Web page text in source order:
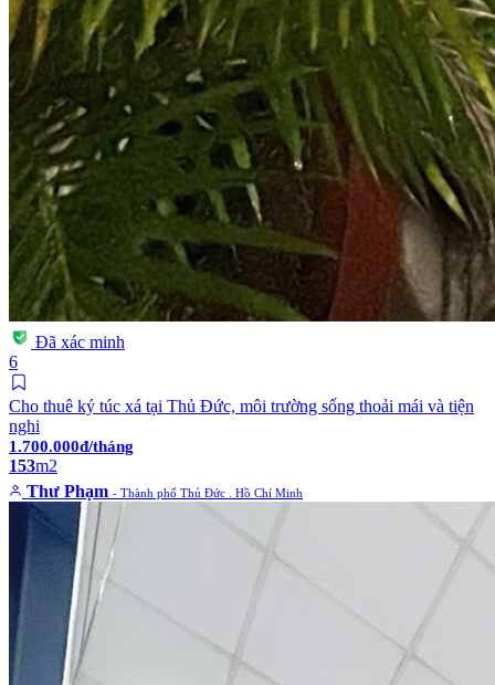
Đã xác minh
6
Cho thuê ký túc xá tại Thủ Đức, môi trường sống thoải mái và tiện
nghi
1.700.000đ/tháng
153m2
Thư Phạm - Thành phố Thủ Đức . Hồ Chí Minh